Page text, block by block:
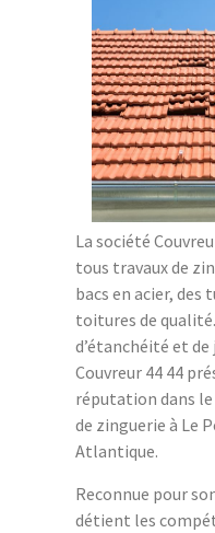
La société
tous travaux de
bacs en acier, des
toitures de
d’étanchéité et
Couvreur 44 44
réputation dans
de zinguerie à Le
Atlantique.
Reconnue pour
détient les